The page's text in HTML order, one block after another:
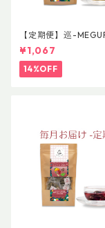
【定期便】巡-
ド 普通サイズ
¥1,067
14%OFF